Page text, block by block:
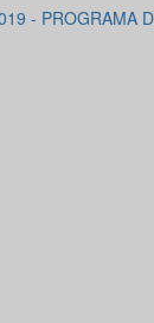
- PROGRAMA